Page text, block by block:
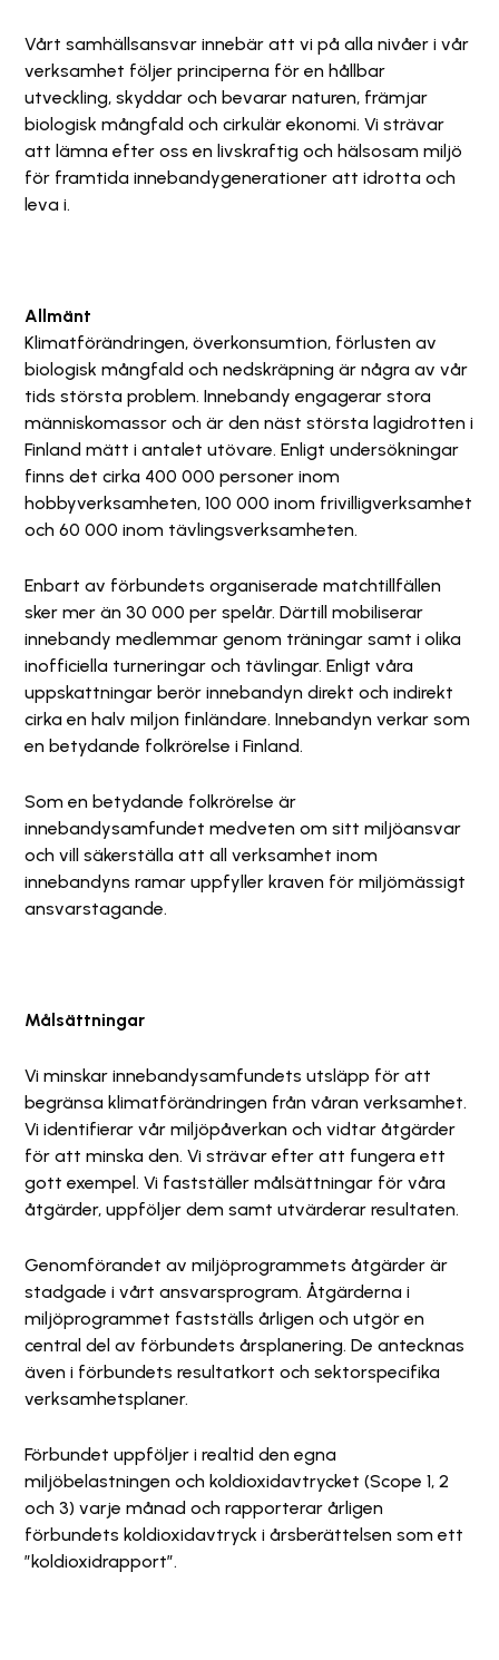
Vårt samhällsansvar innebär att vi på alla nivåer i vår
verksamhet följer principerna för en hållbar
utveckling, skyddar och bevarar naturen, främjar
biologisk mångfald och cirkulär ekonomi. Vi strävar
att lämna efter oss en livskraftig och hälsosam miljö
för framtida innebandygenerationer att idrotta och
leva i.
Allmänt
Klimatförändringen, överkonsumtion, förlusten av
biologisk mångfald och nedskräpning är några av vår
tids största problem. Innebandy engagerar stora
människomassor och är den näst största lagidrotten i
Finland mätt i antalet utövare. Enligt undersökningar
finns det cirka 400 000 personer inom
hobbyverksamheten, 100 000 inom frivilligverksamhet
och 60 000 inom tävlingsverksamheten.
Enbart av förbundets organiserade matchtillfällen
sker mer än 30 000 per spelår. Därtill mobiliserar
innebandy medlemmar genom träningar samt i olika
inofficiella turneringar och tävlingar. Enligt våra
uppskattningar berör innebandyn direkt och indirekt
cirka en halv miljon finländare. Innebandyn verkar som
en betydande folkrörelse i Finland.
Som en betydande folkrörelse är
innebandysamfundet medveten om sitt miljöansvar
och vill säkerställa att all verksamhet inom
innebandyns ramar uppfyller kraven för miljömässigt
ansvarstagande.
Målsättningar
Vi minskar innebandysamfundets utsläpp för att
begränsa klimatförändringen från våran verksamhet.
Vi identifierar vår miljöpåverkan och vidtar åtgärder
för att minska den. Vi strävar efter att fungera ett
gott exempel. Vi fastställer målsättningar för våra
åtgärder, uppföljer dem samt utvärderar resultaten.
Genomförandet av miljöprogrammets åtgärder är
stadgade i vårt ansvarsprogram. Åtgärderna i
miljöprogrammet fastställs årligen och utgör en
central del av förbundets årsplanering. De antecknas
även i förbundets resultatkort och sektorspecifika
verksamhetsplaner.
Förbundet uppföljer i realtid den egna
miljöbelastningen och koldioxidavtrycket (Scope 1, 2
och 3) varje månad och rapporterar årligen
förbundets koldioxidavtryck i årsberättelsen som ett
”koldioxidrapport”.